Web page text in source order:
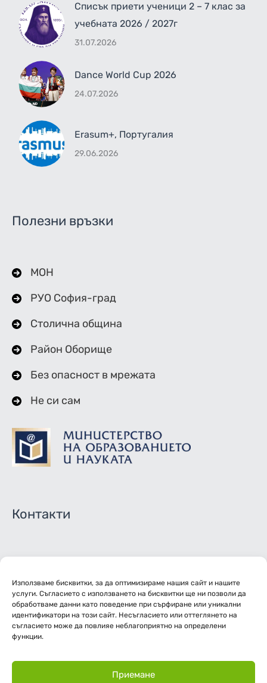
Използваме бисквитки, за да оптимизираме нашия сайт и нашите
услуги. Съгласието с използването на бисквитки ще ни позволи да
обработваме данни като поведение при сърфиране или уникални
идентификатори на този сайт. Несъгласието или оттеглянето на
съгласието може да повлияе неблагоприятно на определени
функции.
Приемане
Списък приети ученици 2 – 7 клас за
учебната 2026 / 2027г
31.07.2026
Dance World Cup 2026
24.07.2026
Erasum+, Португалия
29.06.2026
Полезни връзки
МОН
РУО София-град
Столична община
Район Оборище
Без опасност в мрежата
Не си сам
Контакти
02/ 944 4115 - Зам. директори
02/ 944 4251 - Канцелария
info-2216129@edu.mon.bg
Делнични дни: 08:30-17:30